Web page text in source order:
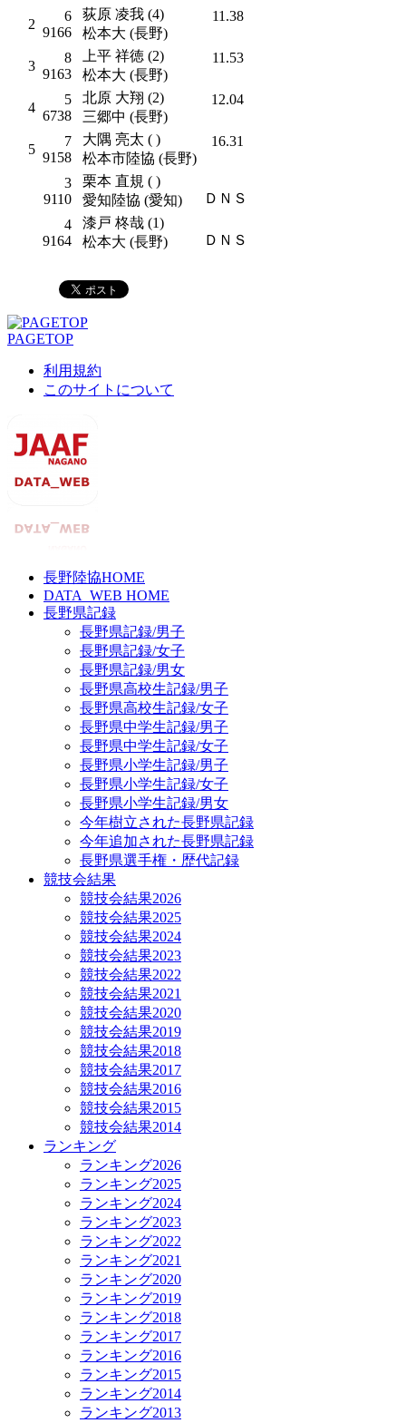
2
6
9166
荻原 凌我 (4)
松本大 (長野)
11.38
3
8
9163
上平 祥徳 (2)
松本大 (長野)
11.53
4
5
6738
北原 大翔 (2)
三郷中 (長野)
12.04
5
7
9158
大隅 亮太 ( )
松本市陸協 (長野)
16.31
3
9110
栗本 直規 ( )
愛知陸協 (愛知)
ＤＮＳ
4
9164
漆戸 柊哉 (1)
松本大 (長野)
ＤＮＳ
PAGETOP
利用規約
このサイトについて
長野陸協HOME
DATA_WEB HOME
長野県記録
長野県記録/男子
長野県記録/女子
長野県記録/男女
長野県高校生記録/男子
長野県高校生記録/女子
長野県中学生記録/男子
長野県中学生記録/女子
長野県小学生記録/男子
長野県小学生記録/女子
長野県小学生記録/男女
今年樹立された長野県記録
今年追加された長野県記録
長野県選手権・歴代記録
競技会結果
競技会結果2026
競技会結果2025
競技会結果2024
競技会結果2023
競技会結果2022
競技会結果2021
競技会結果2020
競技会結果2019
競技会結果2018
競技会結果2017
競技会結果2016
競技会結果2015
競技会結果2014
ランキング
ランキング2026
ランキング2025
ランキング2024
ランキング2023
ランキング2022
ランキング2021
ランキング2020
ランキング2019
ランキング2018
ランキング2017
ランキング2016
ランキング2015
ランキング2014
ランキング2013